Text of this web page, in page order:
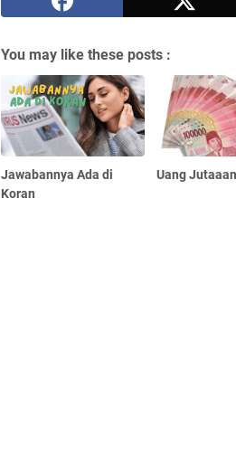
You may like these posts :
Jawabannya Ada di
Koran
Uang Jutaaan